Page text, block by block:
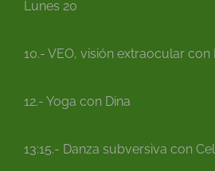
Lunes 20
10.- VEO, visión extraocular con
12.- Yoga con Dina
13:15.- Danza subversiva con